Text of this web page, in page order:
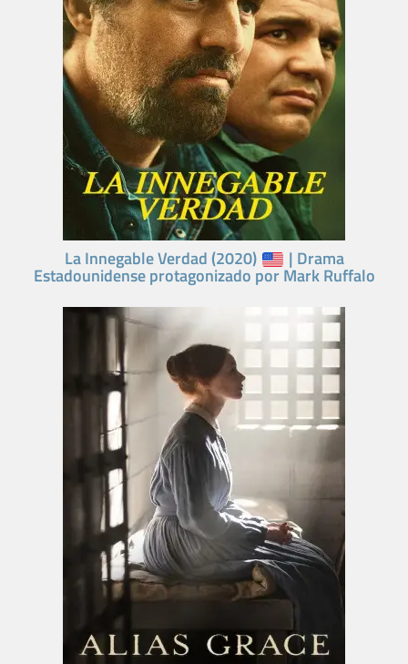
La Innegable Verdad (2020) | Drama
Estadounidense protagonizado por Mark Ruffalo